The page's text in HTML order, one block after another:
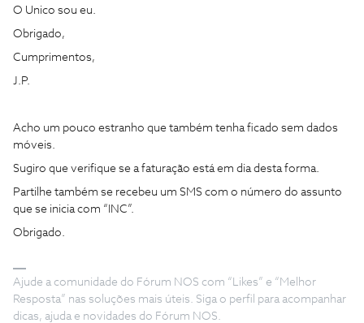
O Unico sou eu.
Obrigado,
Cumprimentos,
J.P.
Acho um pouco estranho que também tenha ficado sem dados
móveis.
Sugiro que verifique se a faturação está em dia desta forma.
Partilhe também se recebeu um SMS com o número do assunto
que se inicia com “INC”.
Obrigado.
Ajude a comunidade do Fórum NOS com “Likes” e “Melhor
Resposta” nas soluções mais úteis. Siga o perfil para acompanhar
dicas, ajuda e novidades do Fórum NOS.